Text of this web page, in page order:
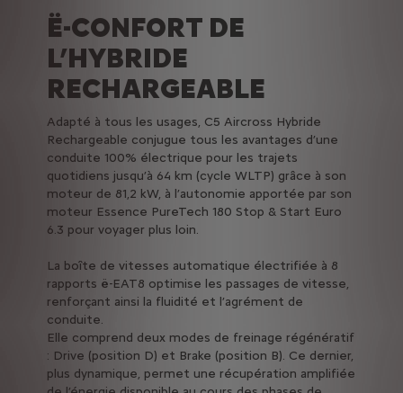
Ë-CONFORT DE
L’HYBRIDE
RECHARGEABLE
Adapté à tous les usages, C5 Aircross Hybride
Rechargeable conjugue tous les avantages d’une
conduite 100% électrique pour les trajets
quotidiens jusqu’à 64 km (cycle WLTP) grâce à son
moteur de 81,2 kW, à l’autonomie apportée par son
moteur Essence PureTech 180 Stop & Start Euro
6.3 pour voyager plus loin.
La boîte de vitesses automatique électrifiée à 8
rapports ë-EAT8 optimise les passages de vitesse,
renforçant ainsi la fluidité et l’agrément de
conduite.
Elle comprend deux modes de freinage régénératif
: Drive (position D) et Brake (position B). Ce dernier,
plus dynamique, permet une récupération amplifiée